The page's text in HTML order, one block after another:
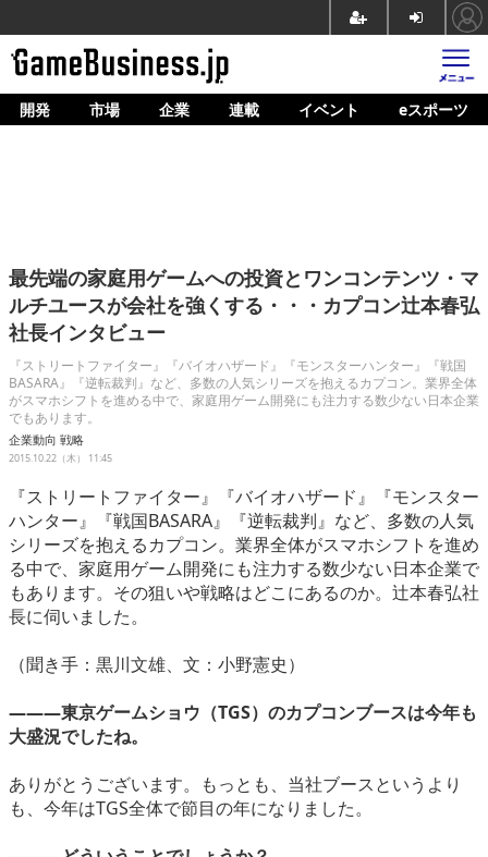
ホーム
企業動向
人材育成
産業政策
連載
イベント/セミナー
eスポーツ
開発 市場 企業 連載 イベント eスポーツ
最先端の家庭用ゲームへの投資とワンコンテンツ・マ
ルチユースが会社を強くする・・・カプコン辻本春弘
社長インタビュー
『ストリートファイター』『バイオハザード』『モンスターハンター』『戦国
BASARA』『逆転裁判』など、多数の人気シリーズを抱えるカプコン。業界全体
がスマホシフトを進める中で、家庭用ゲーム開発にも注力する数少ない日本企業
でもあります。
企業動向 戦略
2015.10.22（木） 11:45
『ストリートファイター』『バイオハザード』『モンスター
ハンター』『戦国BASARA』『逆転裁判』など、多数の人気
シリーズを抱えるカプコン。業界全体がスマホシフトを進め
る中で、家庭用ゲーム開発にも注力する数少ない日本企業で
もあります。その狙いや戦略はどこにあるのか。辻本春弘社
長に伺いました。
（聞き手：黒川文雄、文：小野憲史）
―――東京ゲームショウ（TGS）のカプコンブースは今年も
大盛況でしたね。
ありがとうございます。もっとも、当社ブースというより
も、今年はTGS全体で節目の年になりました。